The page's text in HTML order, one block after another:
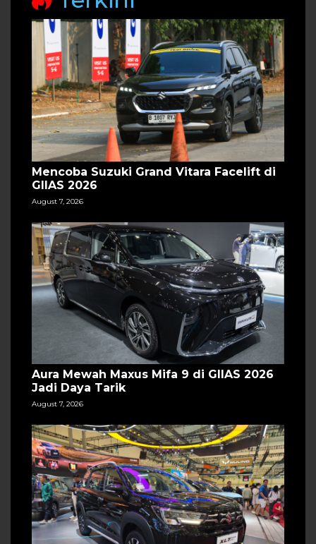
Mencoba Suzuki Grand Vitara Facelift di
GIIAS 2026
August 7, 2026
Aura Mewah Maxus Mifa 9 di GIIAS 2026
Jadi Daya Tarik
August 7, 2026